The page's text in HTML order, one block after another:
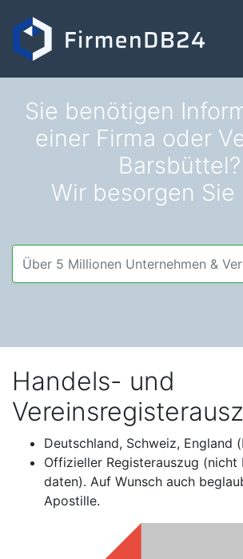
Sie benötigen
einer Firma oder
Barsbüttel?
Wir besorgen Sie
Handels- und
Deutschland, Schweiz, England
Offizieller Registerauszug (nicht
daten). Auf Wunsch auch
Apostille.